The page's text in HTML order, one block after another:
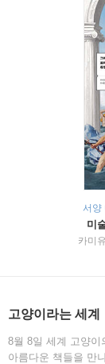
서양
미
카미
고양이라는 세계
8월 8일 세계 고양
아름다운 책들을 만